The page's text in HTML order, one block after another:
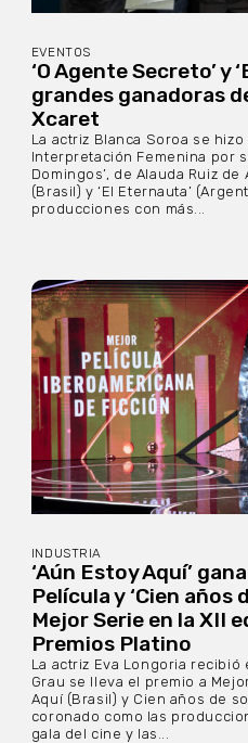
EVENTOS
‘O Agente Secreto’ y
grandes ganadoras
Xcaret
La actriz Blanca Soroa se
Interpretación Femenina por
Domingos’, de Alauda Ruiz de
(Brasil) y ‘El Eternauta’
producciones con más...
INDUSTRIA
‘Aún Estoy Aquí’
Película y ‘Cien años
Mejor Serie en la XII
Premios Platino
La actriz Eva Longoria recibió
Grau se lleva el premio a
Aquí (Brasil) y Cien años de
coronado como las
gala del cine y las...